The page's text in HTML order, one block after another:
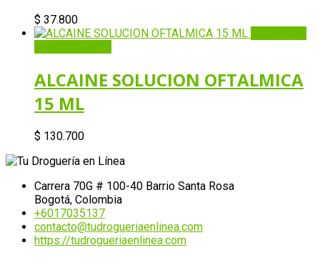
$ 37.800
ALCAINE SOLUCION OFTALMICA
15 ML
$ 130.700
Carrera 70G # 100-40 Barrio Santa Rosa
Bogotá, Colombia
+6017035137
contacto@tudrogueriaenlinea.com
https://tudrogueriaenlinea.com